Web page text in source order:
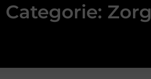
Categorie: Zorg